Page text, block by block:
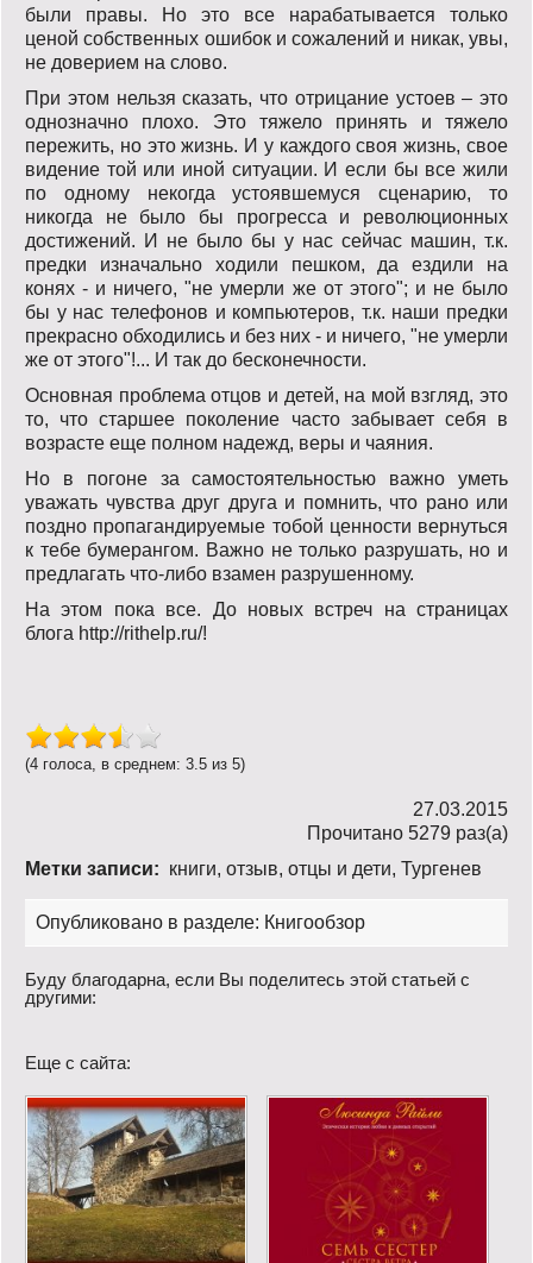
были правы. Но это все нарабатывается только
ценой собственных ошибок и сожалений и никак, увы,
не доверием на слово.
При этом нельзя сказать, что отрицание устоев – это
однозначно плохо. Это тяжело принять и тяжело
пережить, но это жизнь. И у каждого своя жизнь, свое
видение той или иной ситуации. И если бы все жили
по одному некогда устоявшемуся сценарию, то
никогда не было бы прогресса и революционных
достижений. И не было бы у нас сейчас машин, т.к.
предки изначально ходили пешком, да ездили на
конях - и ничего, "не умерли же от этого"; и не было
бы у нас телефонов и компьютеров, т.к. наши предки
прекрасно обходились и без них - и ничего, "не умерли
же от этого"!... И так до бесконечности.
Основная проблема отцов и детей, на мой взгляд, это
то, что старшее поколение часто забывает себя в
возрасте еще полном надежд, веры и чаяния.
Но в погоне за самостоятельностью важно уметь
уважать чувства друг друга и помнить, что рано или
поздно пропагандируемые тобой ценности вернуться
к тебе бумерангом. Важно не только разрушать, но и
предлагать что-либо взамен разрушенному.
На этом пока все. До новых встреч на страницах
блога http://rithelp.ru/!
(4 голоса, в среднем: 3.5 из 5)
27.03.2015
Прочитано 5279 раз(a)
Метки записи: книги, отзыв, отцы и дети, Тургенев
Опубликовано в разделе: Книгообзор
Буду благодарна, если Вы поделитесь этой статьей с
другими:
Еще с сайта: